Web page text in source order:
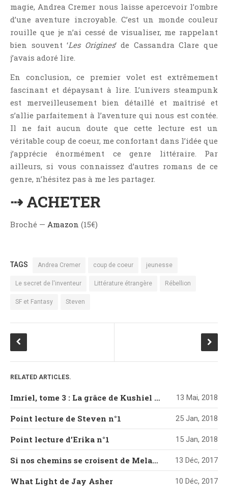
magie, Andrea Cremer nous laisse apercevoir l’ombre
d’une aventure incroyable. C’est un monde couleur
rouille que je n’ai cessé de visualiser, me rappelant
bien souvent ‘Les Origines‘ de Cassandra Clare que
j’avais adoré lire.
En conclusion, ce premier volet est extrêmement
fascinant et dépaysant à lire. L’univers steampunk
est merveilleusement bien détaillé et maîtrisé et
s’allie parfaitement à l’aventure qui nous est contée.
Il ne fait aucun doute que cette lecture est un
véritable coup de coeur, me confortant dans l’idée que
j’apprécie énormément ce genre littéraire. Par
ailleurs, si vous connaissez d’autres romans de ce
genre, n’hésitez pas à me les partager.
⇢ ACHETER
Broché — Amazon (15€)
TAGS Andrea Cremer coup de coeur jeunesse
Le secret de l'inventeur Littérature étrangère Rébellion
SF et Fantasy Steven
RELATED ARTICLES.
Imriel, tome 3 : La grâce de Kushiel de Jacqueline Carey 13 Mai, 2018
Point lecture de Steven n°1 25 Jan, 2018
Point lecture d’Erika n°1 15 Jan, 2018
Si nos chemins se croisent de Melanie Harlow 13 Déc, 2017
What Light de Jay Asher 10 Déc, 2017